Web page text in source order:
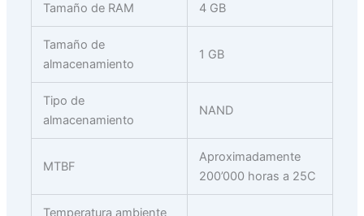
Tamaño de RAM 4 GB
Tamaño de
almacenamiento
1 GB
Tipo de
almacenamiento
NAND
MTBF
Aproximadamente
200’000 horas a 25C
Temperatura ambiente